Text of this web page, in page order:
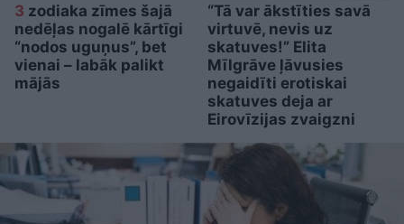
3 zodiaka zīmes šajā
nedēļas nogalē kārtīgi
“nodos uguņus”, bet
vienai – labāk palikt
mājās
“Tā var ākstīties savā
virtuvē, nevis uz
skatuves!” Elita
Mīlgrāve ļāvusies
negaidīti erotiskai
skatuves deja ar
Eirovīzijas zvaigzni